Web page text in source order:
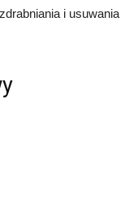
i usuwania